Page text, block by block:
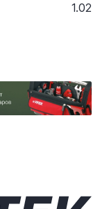
1.02